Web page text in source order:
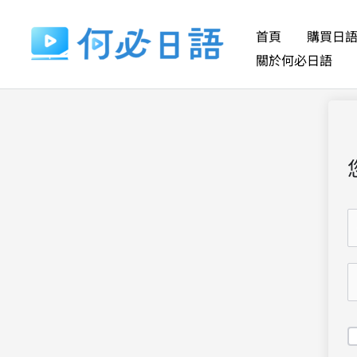
要
首頁 購買日
關於何必日語